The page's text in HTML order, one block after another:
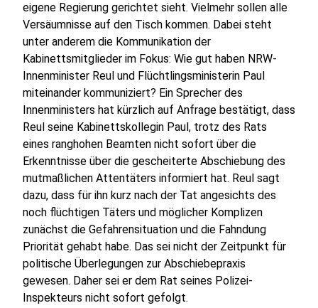
eigene Regierung gerichtet sieht. Vielmehr sollen alle
Versäumnisse auf den Tisch kommen. Dabei steht
unter anderem die Kommunikation der
Kabinettsmitglieder im Fokus: Wie gut haben NRW-
Innenminister Reul und Flüchtlingsministerin Paul
miteinander kommuniziert? Ein Sprecher des
Innenministers hat kürzlich auf Anfrage bestätigt, dass
Reul seine Kabinettskollegin Paul, trotz des Rats
eines ranghohen Beamten nicht sofort über die
Erkenntnisse über die gescheiterte Abschiebung des
mutmaßlichen Attentäters informiert hat. Reul sagt
dazu, dass für ihn kurz nach der Tat angesichts des
noch flüchtigen Täters und möglicher Komplizen
zunächst die Gefahrensituation und die Fahndung
Priorität gehabt habe. Das sei nicht der Zeitpunkt für
politische Überlegungen zur Abschiebepraxis
gewesen. Daher sei er dem Rat seines Polizei-
Inspekteurs nicht sofort gefolgt.